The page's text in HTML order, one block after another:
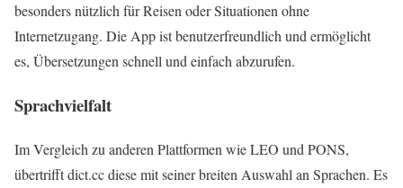
besonders nützlich für Reisen oder Situationen ohne
Internetzugang. Die App ist benutzerfreundlich und ermöglicht
es, Übersetzungen schnell und einfach abzurufen.
Sprachvielfalt
Im Vergleich zu anderen Plattformen wie LEO und PONS,
übertrifft dict.cc diese mit seiner breiten Auswahl an Sprachen. Es